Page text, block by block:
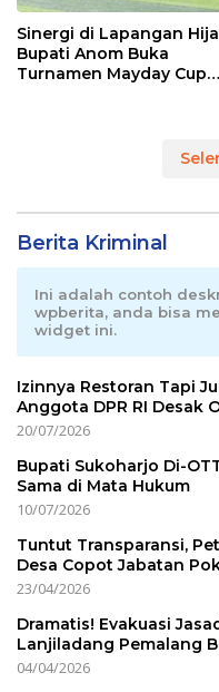
Sinergi di Lapangan
Bupati Anom Buka
Turnamen Mayday Cup
Berita Kriminal
Ini adalah contoh
wpberita, anda bisa
widget ini.
Izinnya Restoran Tapi
Anggota DPR RI Desak
20/07/2026
Bupati Sukoharjo Di-
Sama di Mata Hukum
10/07/2026
Tuntut Transparansi,
Desa Copot Jabatan
23/04/2026
Dramatis! Evakuasi
Lanjiladang Pemalang
04/04/2026